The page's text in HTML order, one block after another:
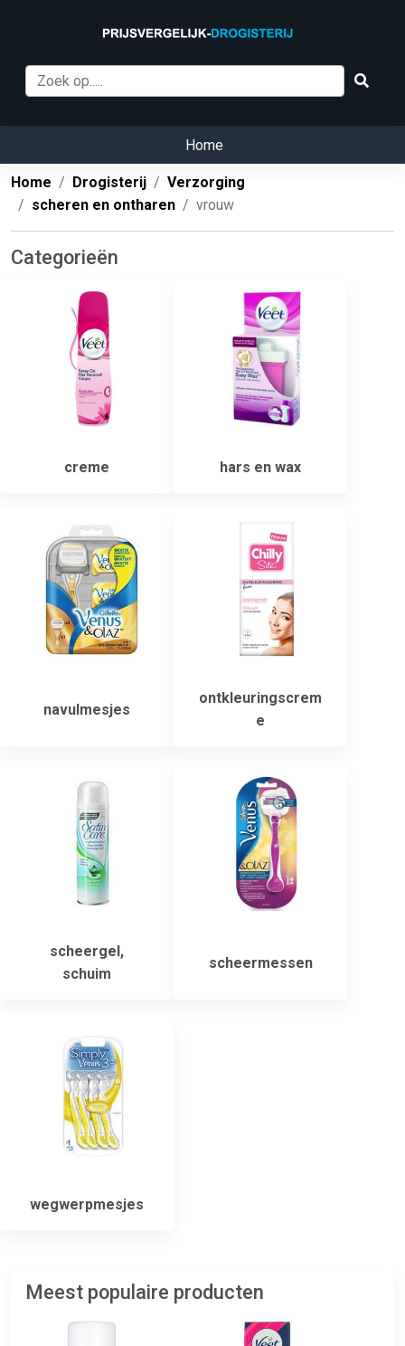
Home
Home Drogisterij
Verzorging
scheren en ontharen
vrouw
Categorieën
creme hars en wax
navulmesjes
ontkleuringscrem
e
scheergel,
schuim
scheermessen
wegwerpmesjes
Meest populaire producten